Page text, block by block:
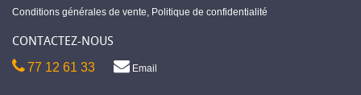
Conditions générales de vente, Politique de confidentialité
CONTACTEZ-NOUS
77 12 61 33 Email